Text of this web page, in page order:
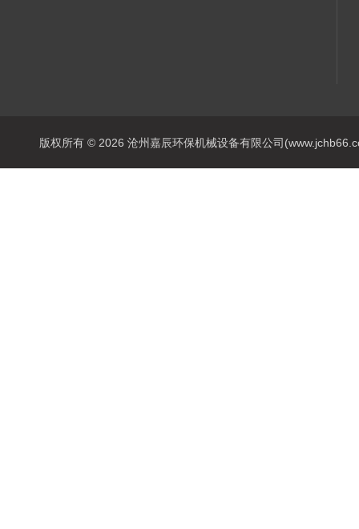
版权所有 © 2026 沧州嘉辰环保机械设备有限公司